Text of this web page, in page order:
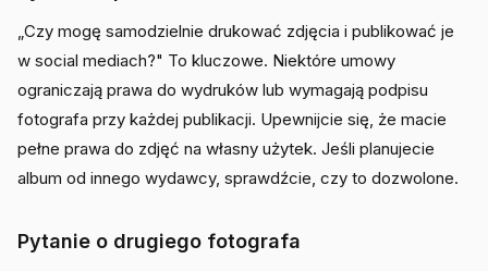
„Czy mogę samodzielnie drukować zdjęcia i publikować je
w social mediach?" To kluczowe. Niektóre umowy
ograniczają prawa do wydruków lub wymagają podpisu
fotografa przy każdej publikacji. Upewnijcie się, że macie
pełne prawa do zdjęć na własny użytek. Jeśli planujecie
album od innego wydawcy, sprawdźcie, czy to dozwolone.
Pytanie o drugiego fotografa